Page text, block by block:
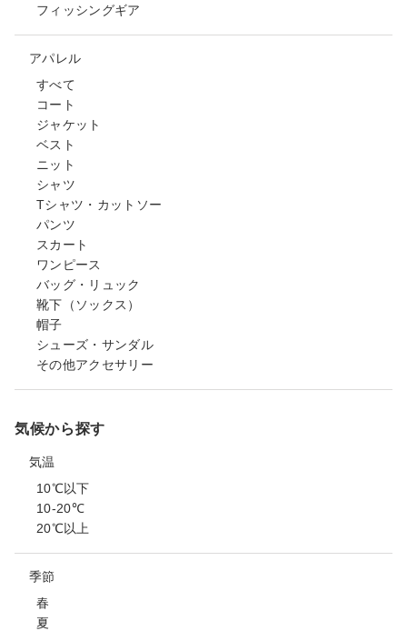
フィッシングギア
アパレル
すべて
コート
ジャケット
ベスト
ニット
シャツ
Tシャツ・カットソー
パンツ
スカート
ワンピース
バッグ・リュック
靴下（ソックス）
帽子
シューズ・サンダル
その他アクセサリー
気候から探す
気温
10℃以下
10-20℃
20℃以上
季節
春
夏